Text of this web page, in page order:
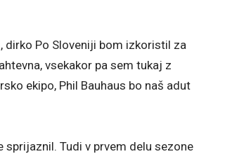
dirko Po Sloveniji bom izkoristil za
vsekakor pa sem tukaj z
ekipo, Phil Bauhaus bo naš adut
Tudi v prvem delu sezone